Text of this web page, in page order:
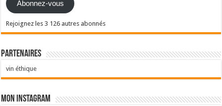
Abonnez-vous
Rejoignez les 3 126 autres abonnés
Partenaires
vin éthique
Mon Instagram